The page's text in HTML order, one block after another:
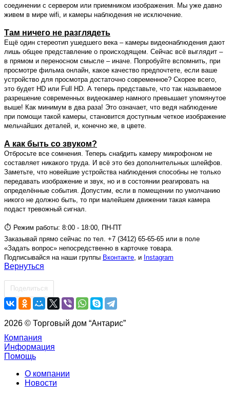
соединении с сервером или приемником изображения. Мы уже давно
живем в мире wifi, и камеры наблюдения не исключение.
Там ничего не разглядеть
Ещё один стереотип ушедшего века – камеры видеонаблюдения дают
лишь общее представление о происходящем. Сейчас всё выглядит –
в прямом и переносном смысле – иначе. Попробуйте вспомнить, при
просмотре фильма онлайн, какое качество предпочтете, если ваше
устройство для просмотра достаточно современное? Скорее всего,
это будет HD или Full HD. А теперь представьте, что так называемое
разрешение современных видеокамер намного превышает упомянутое
выше! Как минимум в два раза! Это означает, что ведя наблюдение
при помощи такой камеры, становится доступным четкое изображение
мельчайших деталей, и, конечно же, в цвете.
А как быть со звуком?
Отбросьте все сомнения. Теперь снабдить камеру микрофоном не
составляет никакого труда. И всё это без дополнительных шлейфов.
Заметьте, что новейшие устройства наблюдения способны не только
передавать изображение и звук, но и в состоянии реагировать на
определённые события. Допустим, если в помещении по умолчанию
никого не должно быть, то при малейшем движении такая камера
подаст тревожный сигнал.
⏱ Режим работы: 8:00 - 18:00, ПН-ПТ
Заказывай прямо сейчас по тел. +7 (3412) 65-65-65 или в поле
«Задать вопрос» непосредственно в карточке товара.
Подписывайся на наши группы Вконтакте , и Instagram
Вернуться
Поделиться
2026 © Торговый дом “Антарис”
Компания
Информация
Помощь
О компании
Новости